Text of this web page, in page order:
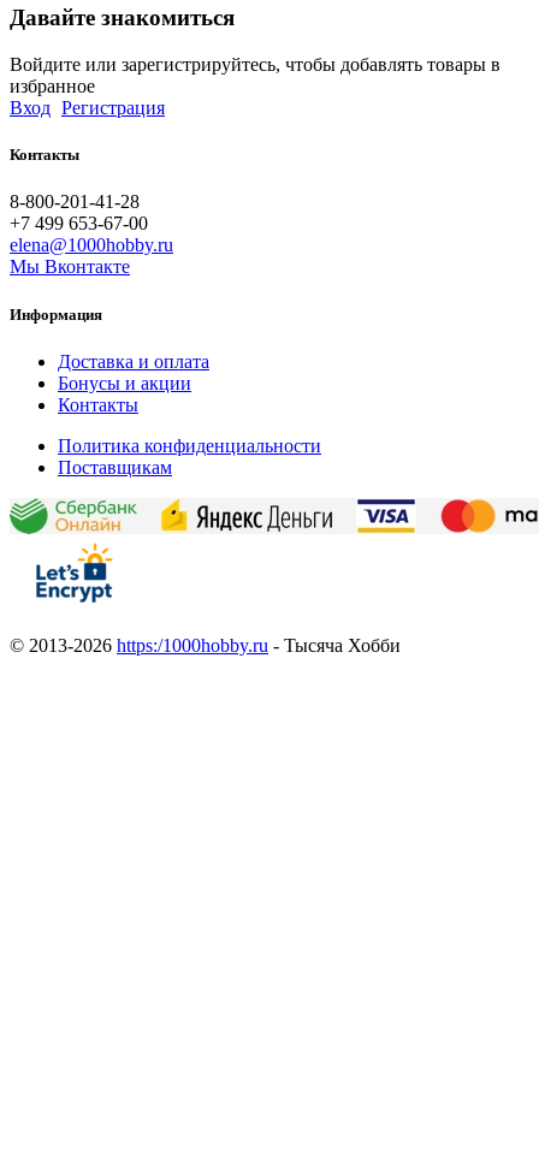
Давайте знакомиться
Войдите или зарегистрируйтесь, чтобы добавлять товары в
избранное
Вход Регистрация
Контакты
8-800-201-41-28
+7 499 653-67-00
elena@1000hobby.ru
Мы Вконтакте
Информация
Доставка и оплата
Бонусы и акции
Контакты
Политика конфиденциальности
Поставщикам
© 2013-2026 https:/1000hobby.ru - Тысяча Хобби